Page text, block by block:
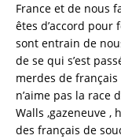
France et de nous
êtes d’accord pour
sont entrain de
de se qui s’est
merdes de
n’aime pas la race
Walls ,gazeneuve ,
des français de